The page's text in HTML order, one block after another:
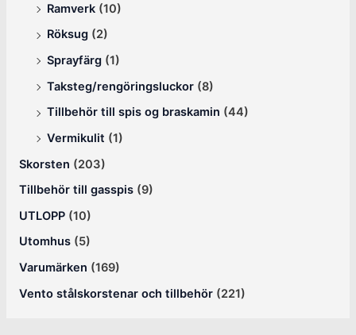
Ramverk (10)
Röksug (2)
Sprayfärg (1)
Taksteg/rengöringsluckor (8)
Tillbehör till spis og braskamin (44)
Vermikulit (1)
Skorsten (203)
Tillbehör till gasspis (9)
UTLOPP (10)
Utomhus (5)
Varumärken (169)
Vento stålskorstenar och tillbehör (221)